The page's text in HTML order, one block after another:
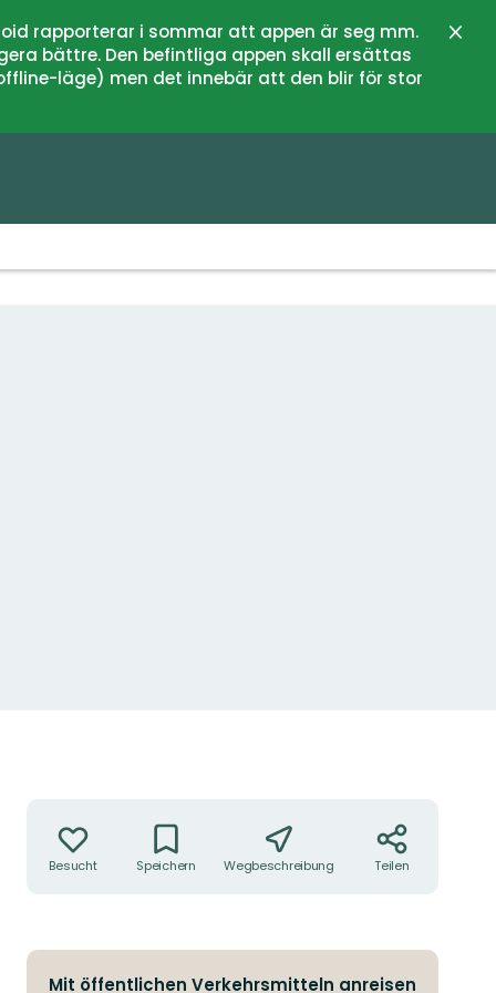
rapporterar i sommar att appen är seg mm.
bättre. Den befintliga appen skall ersättas
läge) men det innebär att den blir för stor
Besucht Speichern Wegbeschreibung Teilen
Mit öffentlichen Verkehrsmitteln anreisen